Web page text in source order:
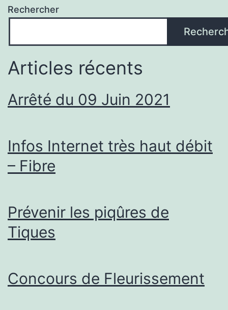
Rechercher
Articles récents
Arrêté du 09 Juin 2021
Infos Internet très haut débit
– Fibre
Prévenir les piqûres de
Tiques
Concours de Fleurissement